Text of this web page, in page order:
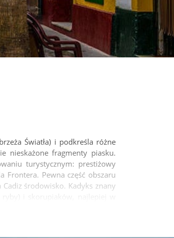
Światła) i podkreśla różne
nieskażone fragmenty piasku.
turystycznym: prestiżowy
Frontera. Pewna część obszaru
środowisko. Kadyks znany
i skorupiaków, najlepiej w